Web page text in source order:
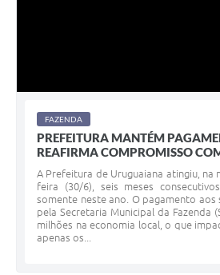
Nota Fiscal Eletrônica
ITBI Online
Tramitação de Processos
Colégio Agrícola Municipal
SIM - Serviço de Inspeção Municipal
FAZENDA
PREFEITURA MANTÉM
REAFIRMA COMPROMISSO
A Prefeitura de Uruguaiana atingiu, na
feira (30/6), seis meses
somente neste ano. O pagamento aos
pela Secretaria Municipal da Fazenda
milhões na economia local, o que
apenas os...